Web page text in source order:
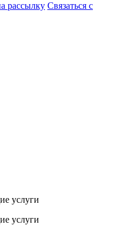
рассылку Связаться с
услуги
услуги